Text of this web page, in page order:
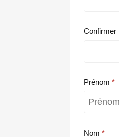
Confirmer
Prénom
Nom